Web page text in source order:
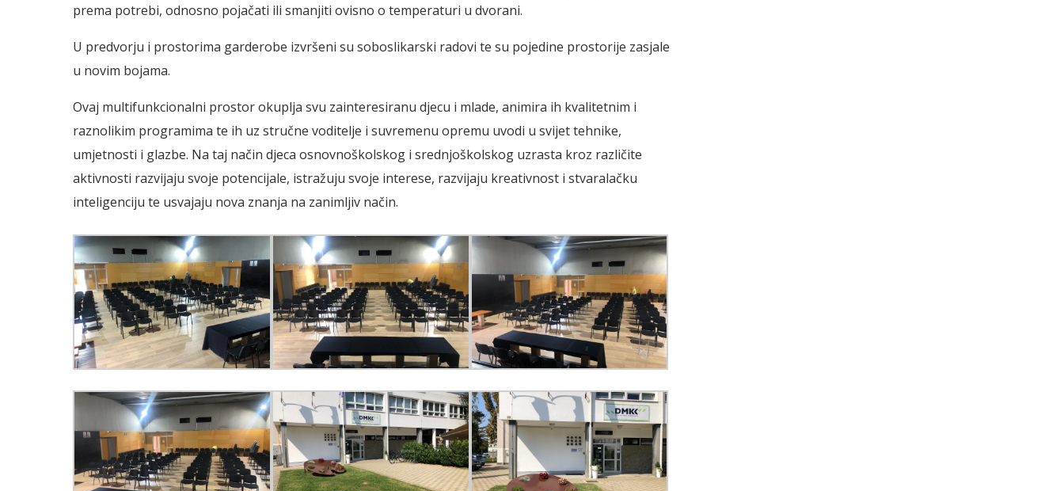
prema potrebi, odnosno pojačati ili smanjiti ovisno o temperaturi u dvorani.
U predvorju i prostorima garderobe izvršeni su soboslikarski radovi te su pojedine prostorije zasjale
u novim bojama.
Ovaj multifunkcionalni prostor okuplja svu zainteresiranu djecu i mlade, animira ih kvalitetnim i
raznolikim programima te ih uz stručne voditelje i suvremenu opremu uvodi u svijet tehnike,
umjetnosti i glazbe. Na taj način djeca osnovnoškolskog i srednjoškolskog uzrasta kroz različite
aktivnosti razvijaju svoje potencijale, istražuju svoje interese, razvijaju kreativnost i stvaralačku
inteligenciju te usvajaju nova znanja na zanimljiv način.